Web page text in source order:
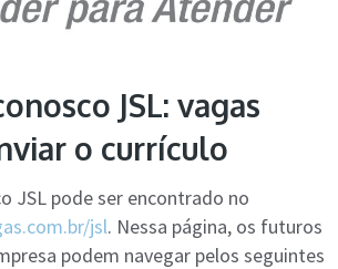
JSL: vagas
o currículo
JSL pode ser encontrado no
jsl. Nessa página, os futuros
podem navegar pelos seguintes